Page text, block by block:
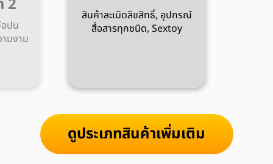
ภทสินค้า 2
ริโภค, วัตถุเจือปน
กรณ์เสริมความงาม
สินค้าละเมิดลิขสิทธิ์, อุปกรณ์
สื่อสารทุกชนิด, Sextoy
ดูประเภทสินค้าเพิ่มเติม